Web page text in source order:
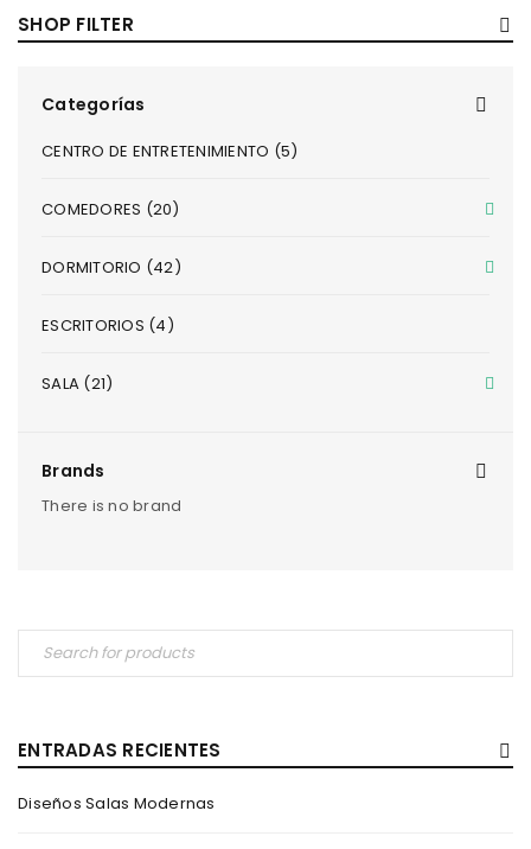
SHOP FILTER
Categorías
CENTRO DE ENTRETENIMIENTO (5)
COMEDORES (20)
DORMITORIO (42)
ESCRITORIOS (4)
SALA (21)
Brands
There is no brand
ENTRADAS RECIENTES
Diseños Salas Modernas